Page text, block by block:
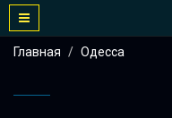
Главная Одесса